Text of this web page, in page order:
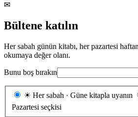
✉
Bültene katılın
Her sabah günün kitabı, her pazartesi
okumaya değer olanı.
Bunu boş bırakın
Gönderim
☀ Her sabah · Güne kitapla uyanın
Pazartesi seçkisi